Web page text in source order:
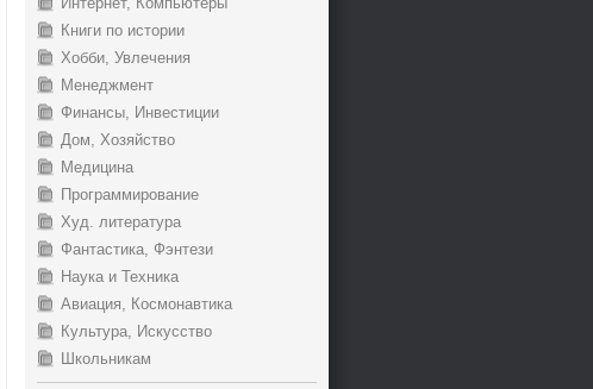
Книги по истории
Хобби, Увлечения
Менеджмент
Финансы, Инвестиции
Дом, Хозяйство
Медицина
Программирование
Худ. литература
Фантастика, Фэнтези
Наука и Техника
Авиация, Космонавтика
Культура, Искусство
Школьникам